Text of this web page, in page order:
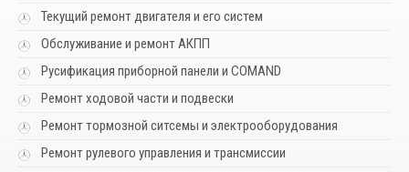
Текущий ремонт двигателя и его систем
Обслуживание и ремонт АКПП
Русификация приборной панели и COMAND
Ремонт ходовой части и подвески
Ремонт тормозной ситсемы и электрооборудования
Ремонт рулевого управления и трансмиссии